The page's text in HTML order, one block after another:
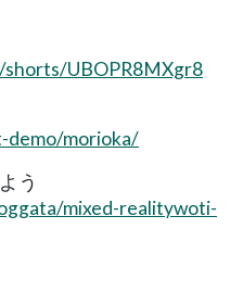
UBOPR8MXgr8
morioka/
う
mixed-realitywoti-